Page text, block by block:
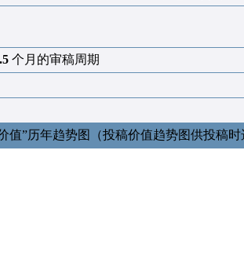
个月的审稿周期
值”历年趋势图（投稿价值趋势图供投稿